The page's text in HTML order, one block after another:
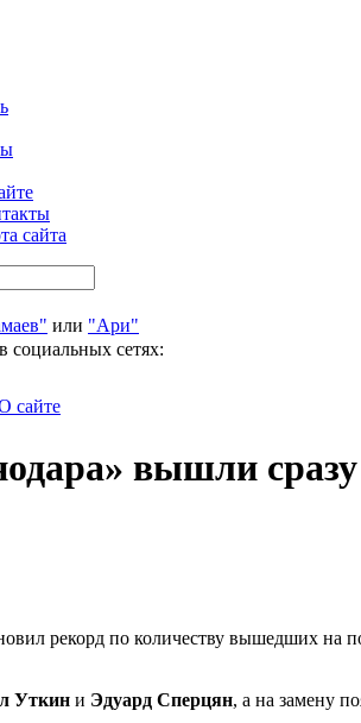
сайта
или "Ари"
социальных сетях:
сайте
вышли
рекорд по количеству вышедших на
Уткин и Эдуард Сперцян, а на замену